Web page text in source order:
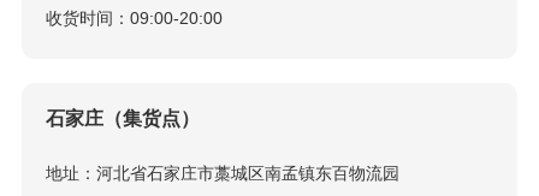
收货时间：09:00-20:00
石家庄（集货点）
地址：河北省石家庄市藁城区南孟镇东百物流园